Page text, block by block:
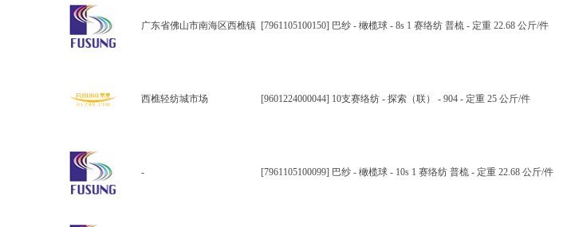
广东省佛山市南海区西樵镇 [7961105100150] 巴纱 - 橄榄球 - 8s 1 赛络纺 普梳 - 定重 22.68 公斤/件
西樵轻纺城市场 [9601224000044] 10支赛络纺 - 探索（联） - 904 - 定重 25 公斤/件
- [7961105100099] 巴纱 - 橄榄球 - 10s 1 赛络纺 普梳 - 定重 22.68 公斤/件